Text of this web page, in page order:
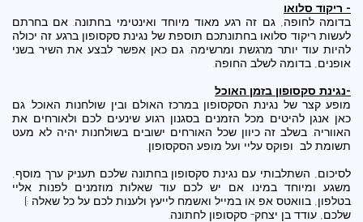
- ריקוד סלואו
בדומה לחופה, גם זה רגע מאוד מיוחד ואינטימי בחתונה. אם בחרתם
לעשות ריקוד סלואו בחתונתכם תוספת של נגינת סקסופון ברגע זה יכולה
להיות עוד יותר מרגשת ומרשימה. גם כאן אפשר לבצע את השיר בשני
אופנים, בדומה לשלב החופה.
-נגינת סקסופון בזמן האוכל
מופע קצר של נגינת הסקסופון במרכז האולם ובין שולחנות האוכל. גם
כאן אנגן להיטים מכל הזמנים בסגנון רגוע שינעים לכם ולאורחים את
האווריה. בשלב זה כיוון שכל האורחים ישובים בשולחנות יהיה לא מעט
תשומת לב ופוקס עליי ועל מופע הסקסופון.
לסיכום, השתלבותי עם נגינת סקסופון בחתונה שלכם תעניק ערך מוסף,
משגע ומיוחד במינו. אם יש לכם עוד שאלות מוזמנים לפנות אליי
בטלפון, בוואטס אפ או במייל ואשמח לייעץ ולענות לכם על כל שאלה :)
שלכם, עודד בן יצחק- סקסופון לחתונה.